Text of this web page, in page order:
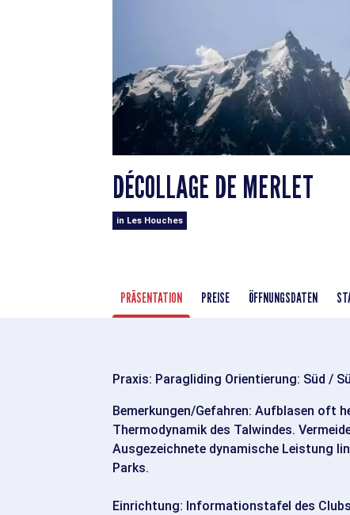
DÉCOLLAGE DE MERLET
in Les Houches
PRÄSENTATION PREISE ÖFFNUNGSDATEN
Praxis: Paragliding Orientierung: Süd /
Bemerkungen/Gefahren: Aufblasen oft
Thermodynamik des Talwindes.
Ausgezeichnete dynamische Leistung
Parks.
Einrichtung: Informationstafel des